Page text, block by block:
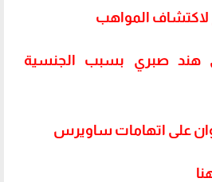
لاكتشاف المواهب
هند صبري بسبب الجنسية
على اتهامات ساويرس